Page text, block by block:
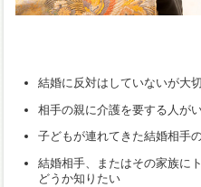
結婚に反対はしていないが大
相手の親に介護を要する人が
子どもが連れてきた結婚相手
結婚相手、またはその家族に
どうか知りたい